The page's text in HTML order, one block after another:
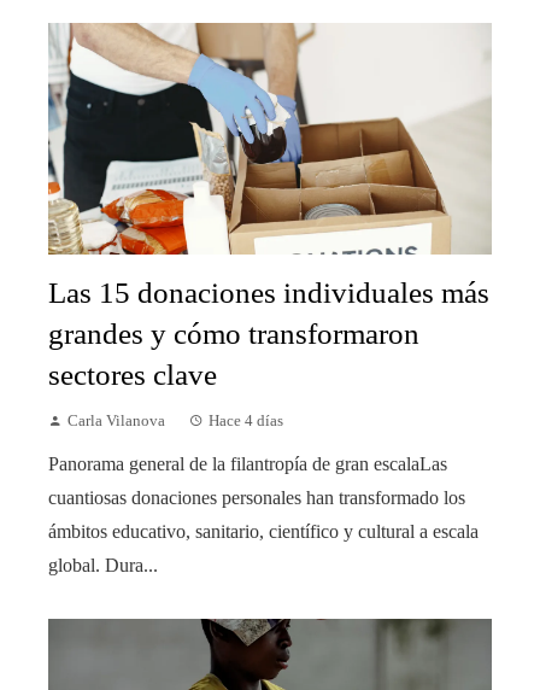
Las 15 donaciones individuales más
grandes y cómo transformaron
sectores clave
Carla Vilanova Hace 4 días
Panorama general de la filantropía de gran escalaLas
cuantiosas donaciones personales han transformado los
ámbitos educativo, sanitario, científico y cultural a escala
global. Dura...